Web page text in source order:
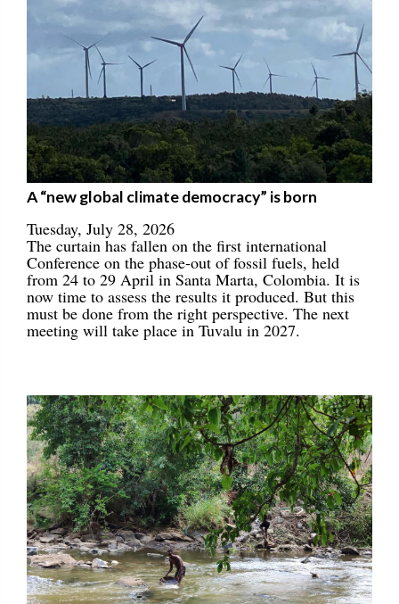
A “new global climate democracy” is born
Tuesday, July 28, 2026
The curtain has fallen on the first international
Conference on the phase-out of fossil fuels, held
from 24 to 29 April in Santa Marta, Colombia. It is
now time to assess the results it produced. But this
must be done from the right perspective. The next
meeting will take place in Tuvalu in 2027.